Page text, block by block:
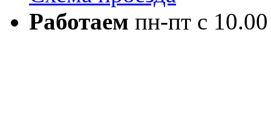
Работаем пн-пт с